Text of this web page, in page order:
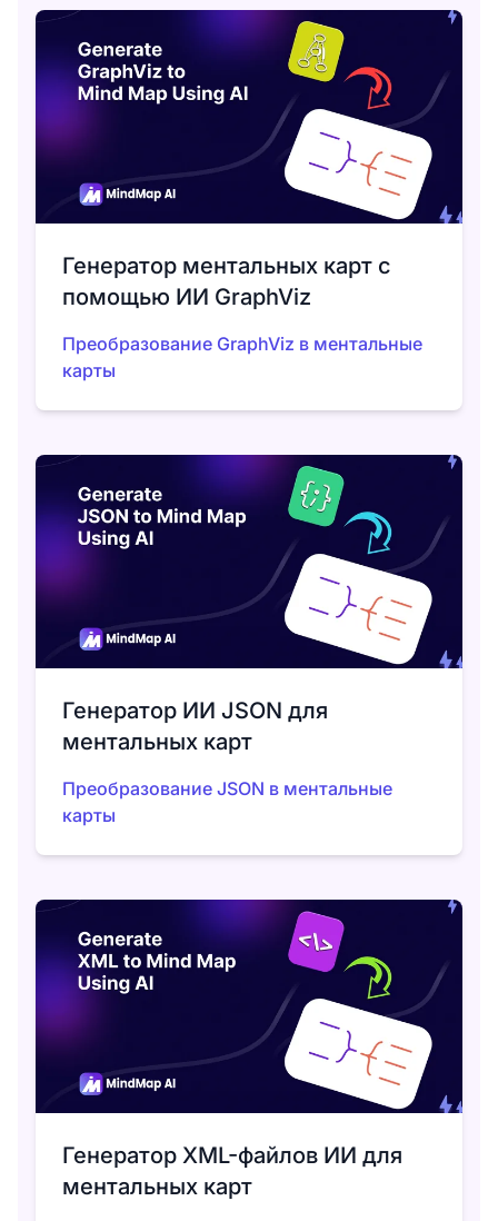
Генератор ментальных карт с
помощью ИИ GraphViz
Преобразование GraphViz в ментальные
карты
Генератор ИИ JSON для
ментальных карт
Преобразование JSON в ментальные
карты
Генератор XML-файлов ИИ для
ментальных карт